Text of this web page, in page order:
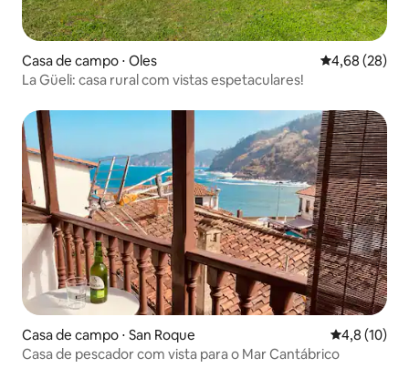
Casa de campo ⋅ Oles 4,68 de uma
4,68 (28)
La Güeli: casa rural com vistas espetaculares!
Casa de campo ⋅ San Roque 4,8 de uma
4,8 (10)
Casa de pescador com vista para o Mar Cantábrico